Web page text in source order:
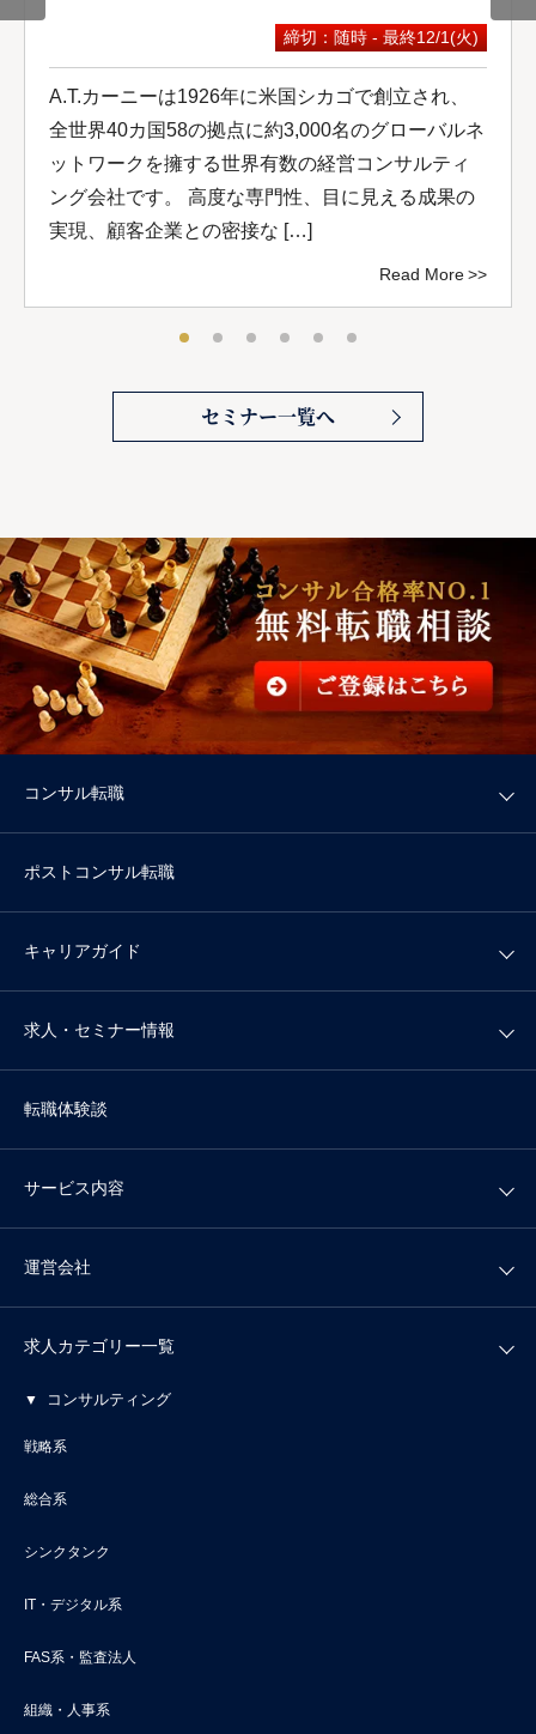
締切：随時 - 最終12/1(火)
A.T.カーニーは1926年に米国シカゴで創立され、
全世界40カ国58の拠点に約3,000名のグローバルネ
ットワークを擁する世界有数の経営コンサルティ
ング会社です。 高度な専門性、目に見える成果の
実現、顧客企業との密接な […]
Read More
セミナー一覧へ
コンサル転職
ポストコンサル転職
キャリアガイド
求人・セミナー情報
転職体験談
サービス内容
運営会社
求人カテゴリー一覧
コンサルティング
戦略系
総合系
シンクタンク
IT・デジタル系
FAS系・監査法人
組織・人事系